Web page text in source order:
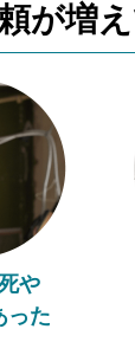
が増
や
った